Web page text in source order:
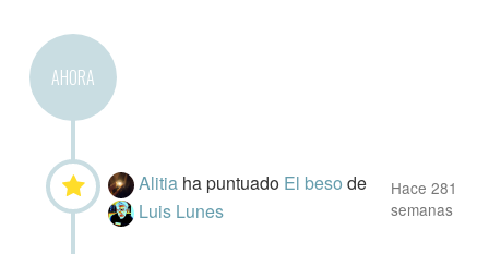
AHORA
Alitia ha puntuado El besode
Luis Lunes
Hace 281
semanas